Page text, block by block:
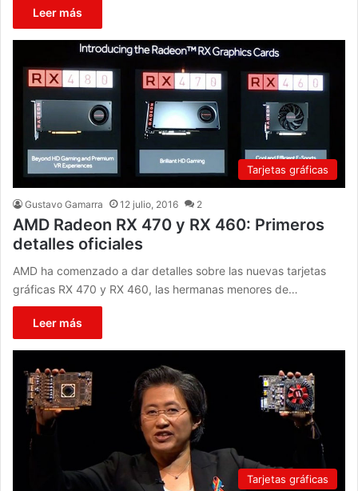
Leer más
Tarjetas gráficas
Gustavo Gamarra 12 julio, 2016 2
AMD Radeon RX 470 y RX 460: Primeros
detalles oficiales
AMD ha comenzado a dar detalles sobre las nuevas tarjetas
gráficas RX 470 y RX 460, las hermanas menores de…
Leer más
Tarjetas gráficas